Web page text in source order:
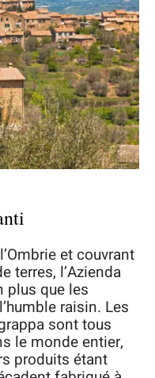
et couvrant
terres, l’Azienda
plus que les
raisin. Les
sont tous
le monde entier,
produits étant